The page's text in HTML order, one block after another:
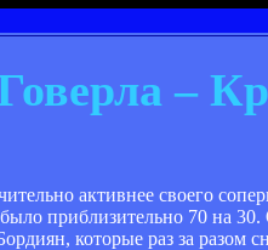
–
активнее своего
приблизительно 70 на 30.
которые раз за разом